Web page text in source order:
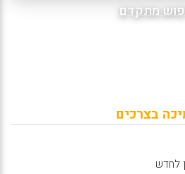
מתקדם
בצרכים
לחדש